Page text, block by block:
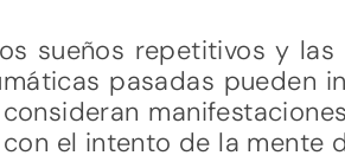
sueños repetitivos y
pasadas pueden
el intento de la mente